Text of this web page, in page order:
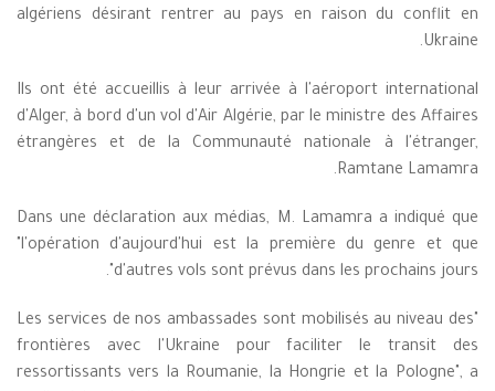
algériens désirant rentrer au pays en raison du conflit en
Ukraine.
Ils ont été accueillis à leur arrivée à l'aéroport international
d'Alger, à bord d'un vol d'Air Algérie, par le ministre des Affaires
étrangères et de la Communauté nationale à l'étranger,
Ramtane Lamamra.
Dans une déclaration aux médias, M. Lamamra a indiqué que
"l'opération d'aujourd'hui est la première du genre et que
d'autres vols sont prévus dans les prochains jours".
"Les services de nos ambassades sont mobilisés au niveau des
frontières avec l'Ukraine pour faciliter le transit des
ressortissants vers la Roumanie, la Hongrie et la Pologne", a